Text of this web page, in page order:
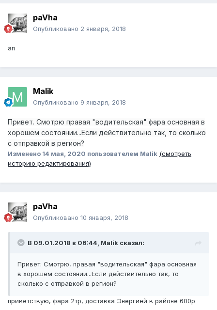
paVha
Опубликовано 2 января, 2018
ап
Malik
Опубликовано 9 января, 2018
Привет. Смотрю правая "водительская" фара основная в
хорошем состоянии...Если действительно так, то сколько
с отправкой в регион?
Изменено 14 мая, 2020 пользователем Malik (смотреть
историю редактирования)
paVha
Опубликовано 10 января, 2018
В 09.01.2018 в 06:44, Malik сказал:
Привет. Смотрю, правая "водительская" фара основная
в хорошем состоянии...Если действительно так, то
сколько с отправкой в регион?
приветствую, фара 2тр, доставка Энергией в районе 600р